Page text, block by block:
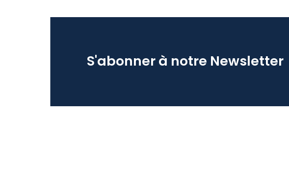
S'abonner à notre Newsletter